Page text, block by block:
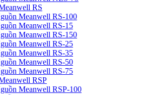
RS
Meanwell RS-100
Meanwell RS-15
Meanwell RS-150
Meanwell RS-25
Meanwell RS-35
Meanwell RS-50
Meanwell RS-75
RSP
Meanwell RSP-100